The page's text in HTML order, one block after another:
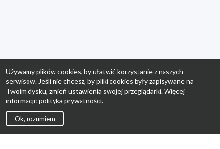
Używamy plików cookies, by ułatwić korzystanie z naszych
serwisów. Jeśli nie chcesz, by pliki cookies były zapisywane na
Twoim dysku, zmień ustawienia swojej przeglądarki. Więcej
informacji: polityka prywatności.
Ok, rozumiem